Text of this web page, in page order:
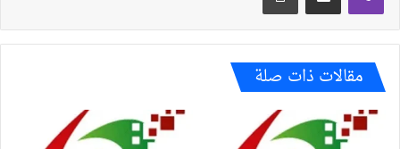
مقالات ذات صلة